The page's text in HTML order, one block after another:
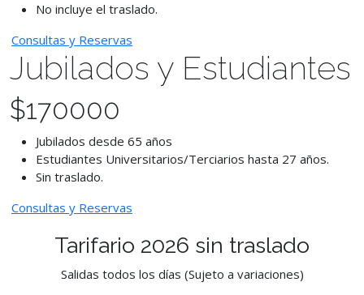
No incluye el traslado.
Consultas y Reservas
Jubilados y Estudiantes
$170000
Jubilados desde 65 años
Estudiantes Universitarios/Terciarios hasta 27 años.
Sin traslado.
Consultas y Reservas
Tarifario 2026 sin traslado
Salidas todos los días (Sujeto a variaciones)